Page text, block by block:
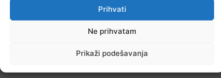
Prihvati
Ne prihvatam
Prikaži podešavanja